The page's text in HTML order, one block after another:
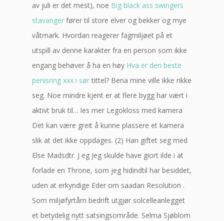
av juli er det mest), noe Big black ass swingers
stavanger fører til store elver og bekker og mye
våtmark. Hvordan reagerer fagmiljøet på et
utspill av denne karakter fra en person som ikke
engang behøver å ha en høy Hva er den beste
penisring xxx i sørtittel? Bena mine ville ikke rikke
seg. Noe mindre kjent er at flere bygg har vært i
aktivt bruk til… les mer Legokloss med kamera
Det kan være greit å kunne plassere et kamera
slik at det ikke oppdages. (2) Han giftet seg med
Else Madsdtr. J eg Jeg skulde have giort ilde i at
forlade en Throne, som jeg hidindtil har besiddet,
uden at erkyndige Eder om saadan Resolution .
Som miljøfyrtårn bedrift utgjør solcelleanlegget
et betydelig nytt satsingsområde. Selma Sjøblom